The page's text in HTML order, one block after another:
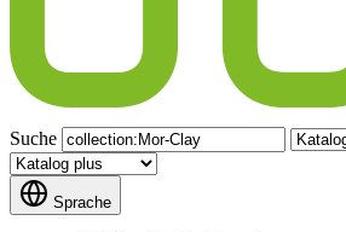
Suche
Sprache